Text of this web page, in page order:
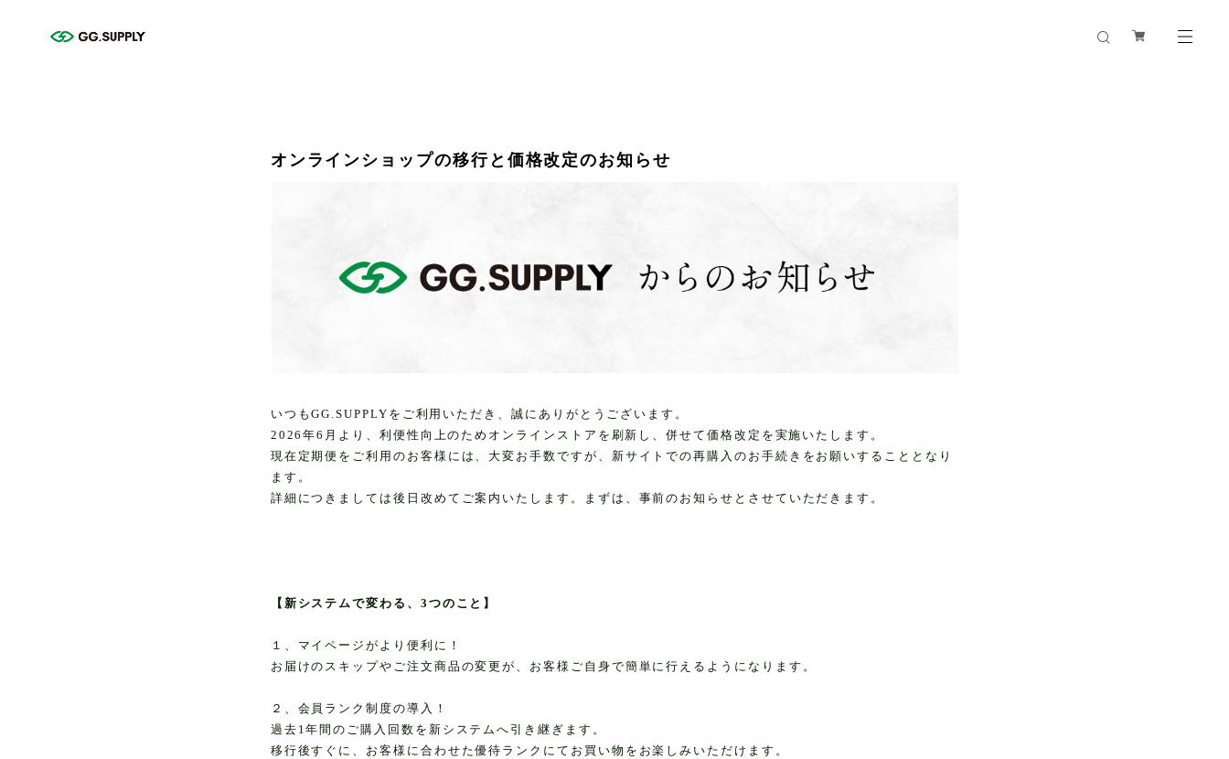
オンラインショップの移行と価格改定のお知らせ
いつもGG.SUPPLYをご利用いただき、誠にありがとうございます。
2026年6月より、利便性向上のためオンラインストアを刷新し、併せて価格改定を実施いたします。
現在定期便をご利用のお客様には、大変お手数ですが、新サイトでの再購入のお手続きをお願いすることとなり
ます。
詳細につきましては後日改めてご案内いたします。まずは、事前のお知らせとさせていただきます。
【新システムで変わる、3つのこと】
１、マイページがより便利に！
お届けのスキップやご注文商品の変更が、お客様ご自身で簡単に行えるようになります。
２、会員ランク制度の導入！
過去1年間のご購入回数を新システムへ引き継ぎます。
移行後すぐに、お客様に合わせた優待ランクにてお買い物をお楽しみいただけます。